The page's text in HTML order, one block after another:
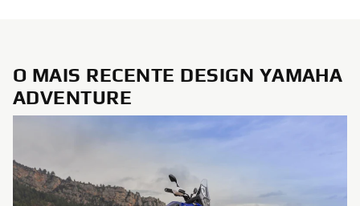
O MAIS RECENTE DESIGN YAMAHA
ADVENTURE